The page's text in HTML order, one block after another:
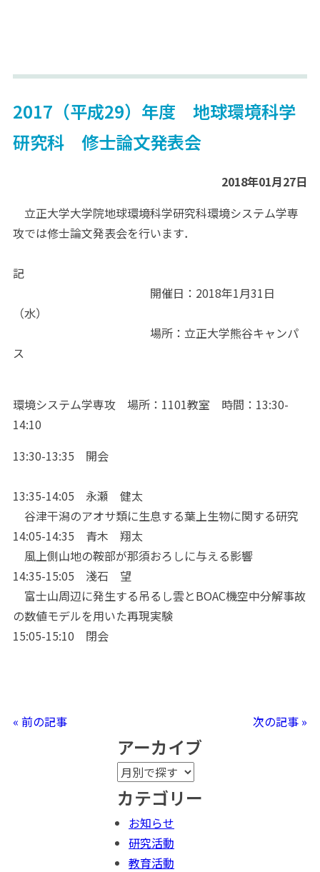
2017（平成29）年度 地球環境科学
研究科 修士論文発表会
2018年01月27日
立正大学大学院地球環境科学研究科環境システム学専
攻では修士論文発表会を行います．
記
開催日：2018年1月31日
（水）
場所：立正大学熊谷キャンパ
ス
環境システム学専攻 場所：1101教室 時間：13:30-
14:10
13:30-13:35 開会
13:35-14:05 永瀬 健太
谷津干潟のアオサ類に生息する葉上生物に関する研究
14:05-14:35 青木 翔太
風上側山地の鞍部が那須おろしに与える影響
14:35-15:05 淺石 望
富士山周辺に発生する吊るし雲とBOAC機空中分解事故
の数値モデルを用いた再現実験
15:05-15:10 閉会
« 前の記事 次の記事 »
アーカイブ
カテゴリー
お知らせ
研究活動
教育活動